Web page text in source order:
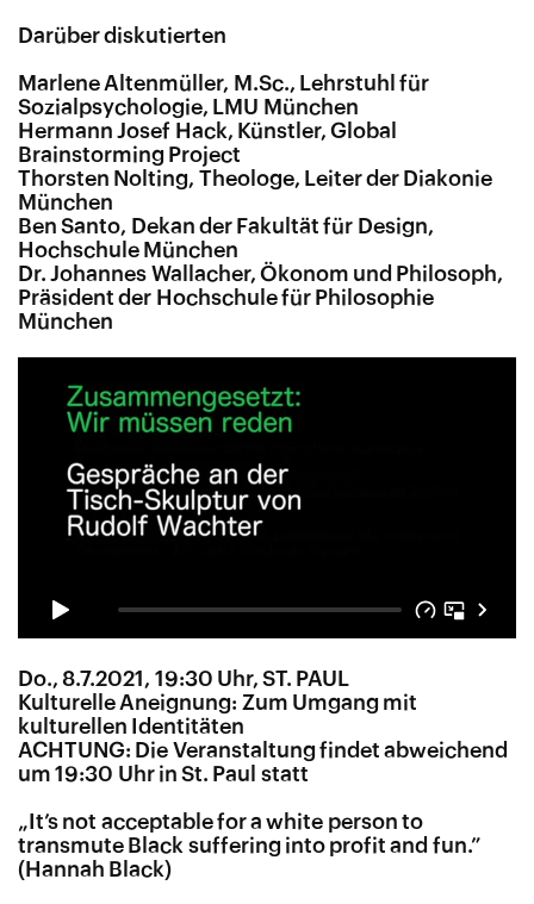
Darüber diskutierten
Marlene Altenmüller, M.Sc., Lehrstuhl für
Sozialpsychologie, LMU München
Hermann Josef Hack, Künstler, Global
Brainstorming Project
Thorsten Nolting, Theologe, Leiter der Diakonie
München
Ben Santo, Dekan der Fakultät für Design,
Hochschule München
Dr. Johannes Wallacher, Ökonom und Philosoph,
Präsident der Hochschule für Philosophie
München
Do., 8.7.2021, 19:30 Uhr, ST. PAUL
Kulturelle Aneignung: Zum Umgang mit
kulturellen Identitäten
ACHTUNG: Die Veranstaltung findet abweichend
um 19:30 Uhr in St. Paul statt
„ It’s not acceptable for a white person to
transmute Black suffering into profit and fun.”
(Hannah Black)